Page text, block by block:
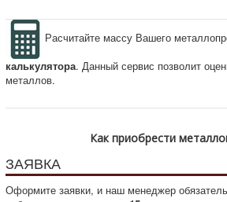
Расчитайте массу Вашего
калькулятора. Данный сервис позволит
металлов.
Как приобрести
ЗАЯВКА
Оформите заявки, и наш менеджер